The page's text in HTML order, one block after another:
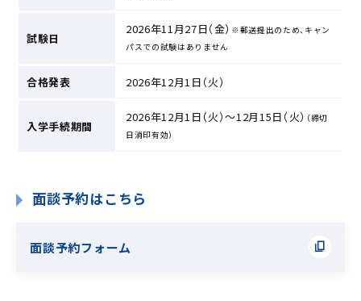
試験日
2026年11月27日（金） ※郵送提出のため、キャン
パスでの試験はありません
合格発表 2026年12月1日（火）
入学手続期間
2026年12月1日（火）～12月15日（火） （締切
日消印有効）
面談予約はこちら
面談予約フォーム